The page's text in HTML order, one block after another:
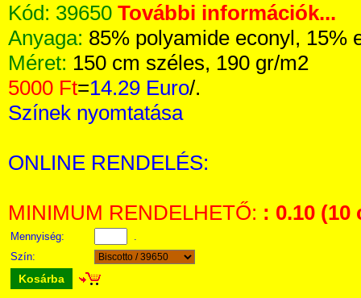
Kód: 39650 További információk...
Anyaga: 85% polyamide econyl, 15%
Méret: 150 cm széles, 190 gr/m2
5000 Ft=14.29 Euro/.
Színek nyomtatása
ONLINE RENDELÉS:
MINIMUM RENDELHETŐ: : 0.10 (10
Mennyiség:
.
Szín:
Kosárba